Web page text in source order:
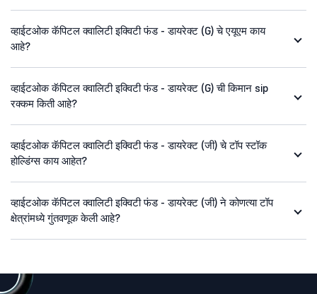
व्हाईटओक कॅपिटल क्वालिटी इक्विटी फंड - डायरेक्ट (G) चे एयूएम काय
आहे?
व्हाईटओक कॅपिटल क्वालिटी इक्विटी फंड - डायरेक्ट (G) ची किमान sip
रक्कम किती आहे?
व्हाईटओक कॅपिटल क्वालिटी इक्विटी फंड - डायरेक्ट (जी) चे टॉप स्टॉक
होल्डिंग्स काय आहेत?
व्हाईटओक कॅपिटल क्वालिटी इक्विटी फंड - डायरेक्ट (जी) ने कोणत्या टॉप
क्षेत्रांमध्ये गुंतवणूक केली आहे?